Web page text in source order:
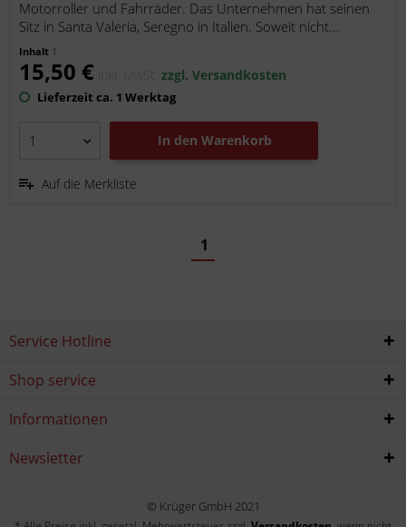
Motorroller und Fahrräder. Das Unternehmen hat seinen
Sitz in Santa Valeria, Seregno in Italien. Soweit nicht...
Inhalt 1
15,50 € inkl. MwSt.zzgl. Versandkosten
Lieferzeit ca. 1 Werktag
In den Warenkorb
Auf die Merkliste
1
Service Hotline
Shop service
Informationen
Newsletter
© Krüger GmbH 2021